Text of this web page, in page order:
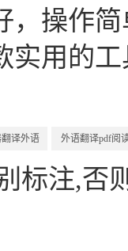
，操作
实用的
译外语 外语翻译pdf阅
标注,否